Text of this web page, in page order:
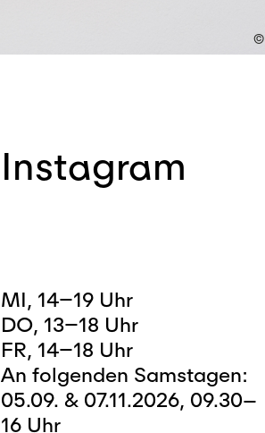
©
Instagram
MI, 14–19 Uhr
DO, 13–18 Uhr
FR, 14–18 Uhr
An folgenden Samstagen:
05.09. & 07.11.2026, 09.30–
16 Uhr